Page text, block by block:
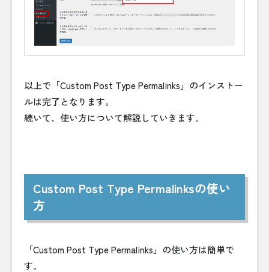
以上で「Custom Post Type Permalinks」のインストー
ルは完了となります。
続いて、使い方について解説していきます。
Custom Post Type Permalinksの使い
方
「Custom Post Type Permalinks」の使い方は簡単で
す。